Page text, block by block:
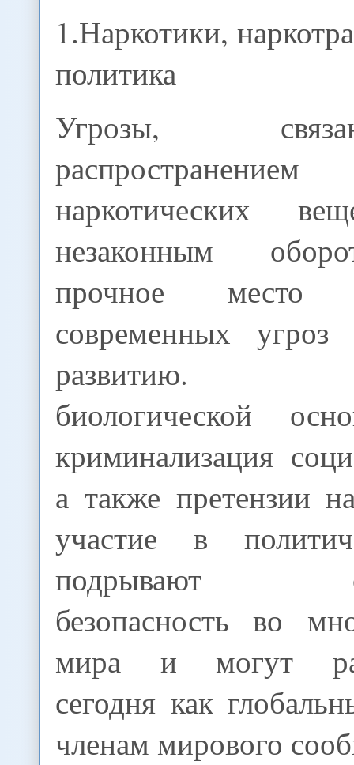
1.Наркотики,
политика
Угрозы,
наркотических
незаконным
прочное
современных угроз
развитию.
биологической
криминализация
а также претензии
участие в
подрывают
безопасность во
мира и могут
сегодня как
членам мирового